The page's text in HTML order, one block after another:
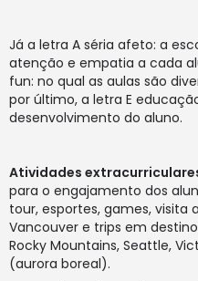
Já a letra A séria afeto: a
atenção e empatia a cada
fun: no qual as aulas são
por último, a letra E
desenvolvimento do aluno.
Atividades
para o engajamento dos
tour, esportes, games, visita
Vancouver e trips em
Rocky Mountains, Seattle,
(aurora boreal).